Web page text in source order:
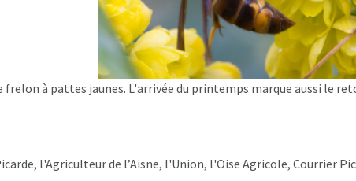
à pattes jaunes. L'arrivée du printemps marque aussi le
l'Agriculteur de l’Aisne, l'Union, l'Oise Agricole, Courrier